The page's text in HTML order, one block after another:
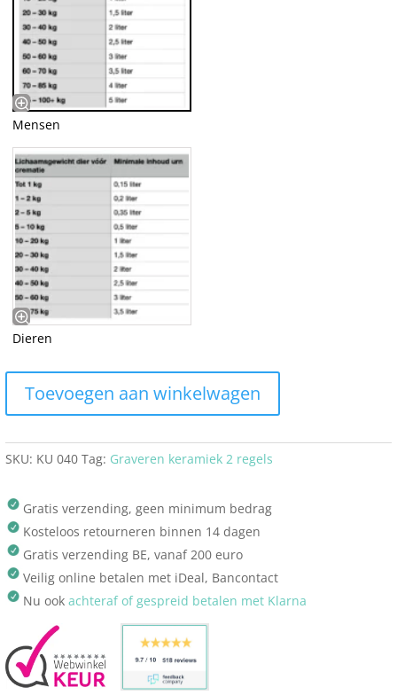
Mensen
Dieren
Toevoegen aan winkelwagen
SKU: KU 040 Tag: Graveren keramiek 2 regels
Gratis verzending, geen minimum bedrag
Kosteloos retourneren binnen 14 dagen
Gratis verzending BE, vanaf 200 euro
Veilig online betalen met iDeal, Bancontact
Nu ook achteraf of gespreid betalen met Klarna